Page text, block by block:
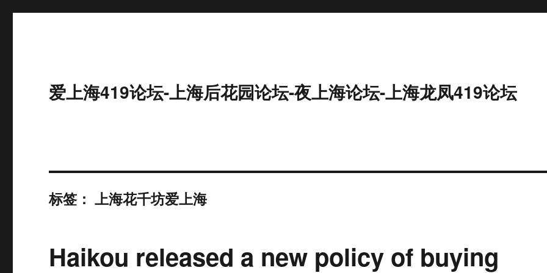
爱上海419论坛-上海后花园论坛-夜上海论坛-上海龙凤419论坛
标签：上海花千坊爱上海
Haikou released a new policy of buying